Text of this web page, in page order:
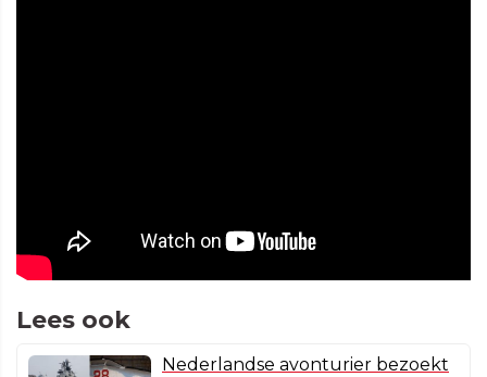
Lees ook
Nederlandse avonturier bezoekt